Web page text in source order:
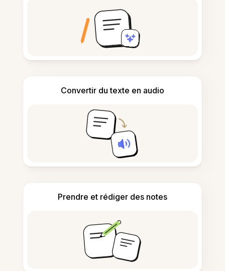
Convertir du texte en audio
Prendre et rédiger des notes